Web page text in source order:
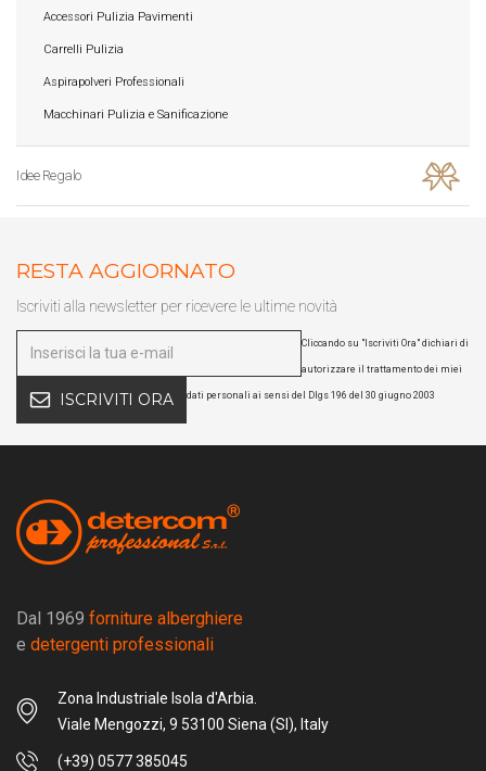
Accessori Pulizia Pavimenti
Carrelli Pulizia
Aspirapolveri Professionali
Macchinari Pulizia e Sanificazione
Idee Regalo
RESTA AGGIORNATO
Iscriviti alla newsletter per ricevere le ultime novità
ISCRIVITI ORA
Cliccando su "Iscriviti Ora" dichiari di
autorizzare il trattamento dei miei
dati personali ai sensi del Dlgs 196 del 30 giugno 2003
Dal 1969 forniture alberghiere
e detergenti professionali
Zona Industriale Isola d'Arbia.
Viale Mengozzi, 9 53100 Siena (SI), Italy
(+39) 0577 385045